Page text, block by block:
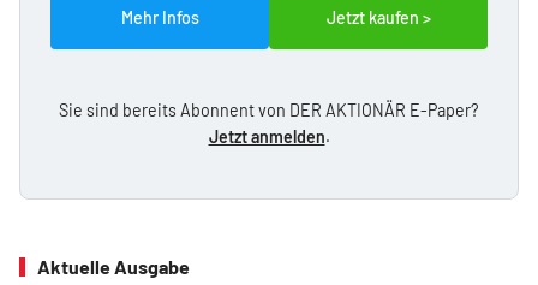
Mehr Infos Jetzt kaufen >
Sie sind bereits Abonnent von DER AKTIONÄR E-Paper?
Jetzt anmelden.
Aktuelle Ausgabe